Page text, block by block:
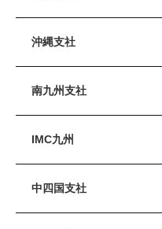
沖縄支社
南九州支社
IMC九州
中四国支社